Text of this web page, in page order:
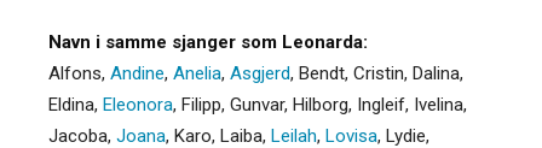
Navn i samme sjanger som Leonarda:
Alfons, Andine, Anelia, Asgjerd, Bendt, Cristin, Dalina,
Eldina, Eleonora, Filipp, Gunvar, Hilborg, Ingleif, Ivelina,
Jacoba, Joana, Karo, Laiba, Leilah, Lovisa, Lydie,